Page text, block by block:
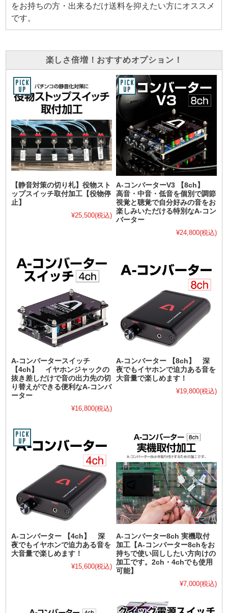
をお持ちの方・出来るだけ送料を抑えたい方にオススメ
です。
楽しさ倍増！おすすめオプション！
【静音対策の切り札】役物スト
ップスイッチ取付加工【役物停
止】
¥25,500(税込)
A-コンバーターV3 【8ch】
高音・中音・低音を個別で調節
視覚と聴覚で自分好みの音をお
楽しみいただける特別なA-コン
バーター
¥24,800(税込)
A-コンバータースイッチ
【4ch】 イヤホンジャックの
抜き差しだけで音の出力先の切
り替えができる便利なA-コンバ
ーター
¥16,800(税込)
A-コンバーター 【8ch】 深
夜でもイヤホンで迫力ある音を
大音量で楽しめます！
¥19,800(税込)
A-コンバーター 【4ch】 深
夜でもイヤホンで迫力ある音を
大音量で楽しめます！
¥15,600(税込)
A-コンバーター8ch 実機取付
加工【A-コンバーター8chをお
持ちで使い回ししたい方向けの
加工です。2ch・4chでも使用
可能】
¥7,000(税込)